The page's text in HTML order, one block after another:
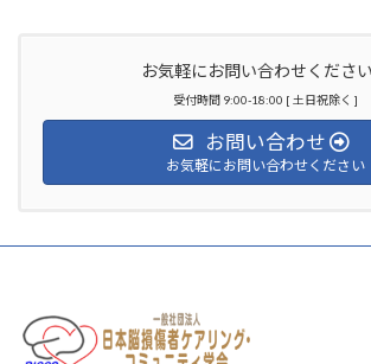
お気軽にお問い合わせください
受付時間 9:00-18:00 [ 土日祝除く ]
お問い合わせ
お気軽にお問い合わせください